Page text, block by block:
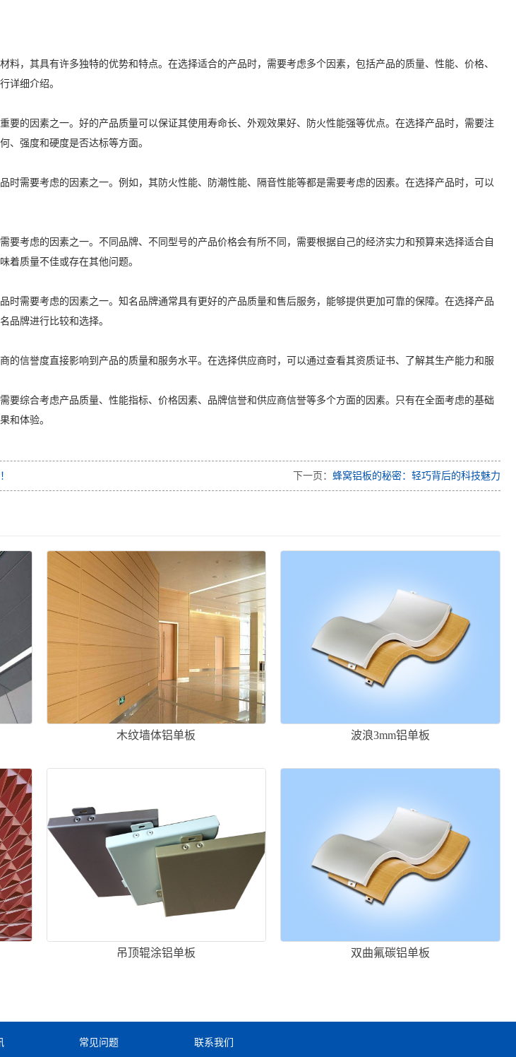
料，其具有许多独特的优势和特点。在选择适合的产品时，需要考虑多个因素，包括产品的质量、性能、价格、
详细介绍。
要的因素之一。好的产品质量可以保证其使用寿命长、外观效果好、防火性能强等优点。在选择产品时，需要注
、强度和硬度是否达标等方面。
时需要考虑的因素之一。例如，其防火性能、防潮性能、隔音性能等都是需要考虑的因素。在选择产品时，可以
要考虑的因素之一。不同品牌、不同型号的产品价格会有所不同，需要根据自己的经济实力和预算来选择适合自
着质量不佳或存在其他问题。
时需要考虑的因素之一。知名品牌通常具有更好的产品质量和售后服务，能够提供更加可靠的保障。在选择产品
品牌进行比较和选择。
的信誉度直接影响到产品的质量和服务水平。在选择供应商时，可以通过查看其资质证书、了解其生产能力和服
要综合考虑产品质量、性能指标、价格因素、品牌信誉和供应商信誉等多个方面的因素。只有在全面考虑的基础
和体验。
下一页： 蜂窝铝板的秘密：轻巧背后的科技魅力
木纹墙体铝单板 波浪3mm铝单板
吊顶辊涂铝单板 双曲氟碳铝单板
常见问题 联系我们